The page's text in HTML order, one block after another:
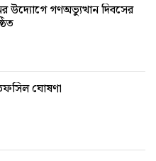
উদ্যোগে গণঅভ্যুত্থান দিবসের
তফসিল ঘোষণা